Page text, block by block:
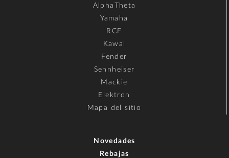
AlphaTheta
Yamaha
RCF
Kawai
Fender
Sennheiser
Mackie
Elektron
Mapa del sitio
Novedades
Rebajas